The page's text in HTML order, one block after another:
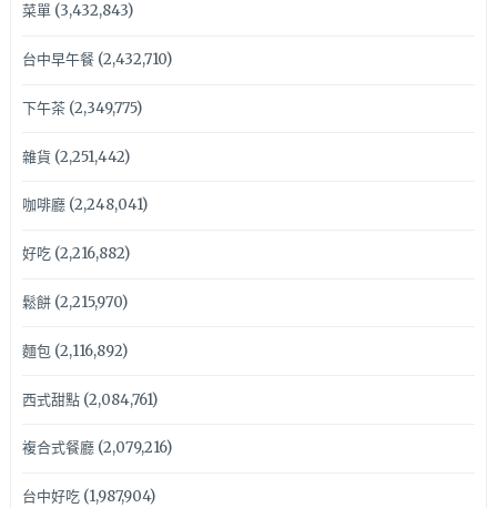
菜單(3,432,843)
台中早午餐(2,432,710)
下午茶(2,349,775)
雜貨 (2,251,442)
咖啡廳(2,248,041)
好吃(2,216,882)
鬆餅(2,215,970)
麵包(2,116,892)
西式甜點(2,084,761)
複合式餐廳(2,079,216)
台中好吃(1,987,904)